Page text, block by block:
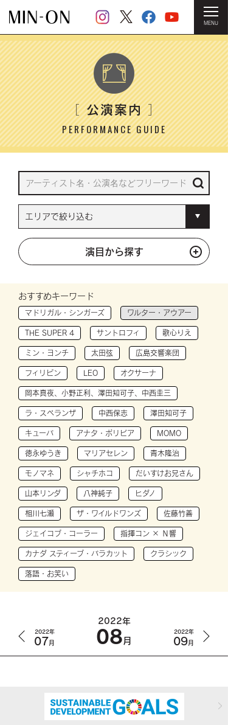
MENU
HOME ＞ 公演案内
［公演案内］
PERFORMANCE GUIDE
演目から探す
おすすめキーワード
マドリガル・シンガーズ ワルター・アウアー
THE SUPER 4 サントロフィ 歌心りえ
ミン・ヨンチ 太田弦 広島交響楽団
フィリピン LEO オクサーナ
岡本真夜、小野正利、澤田知可子、中西圭三
ラ・スペランザ 中西保志 澤田知可子
キューバ アナタ・ボリビア MOMO
徳永ゆうき マリアセレン 青木隆治
モノマネ シャチホコ だいすけお兄さん
山本リンダ 八神純子 ヒダノ
相川七瀬 ザ・ワイルドワンズ 佐藤竹善
ジェイコブ・コーラー 指揮コン × Ｎ響
カナダ スティーブ・バラカット クラシック
落語・お笑い
2022年
07月
2022年
08月
2022年
09月